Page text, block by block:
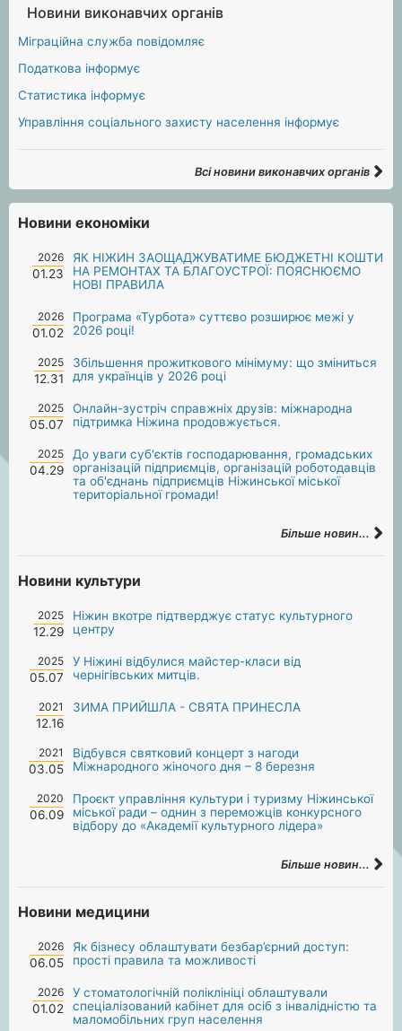
Новини виконавчих органів
Міграційна служба повідомляє
Податкова інформує
Статистика інформує
Управління соціального захисту населення інформує
Всі новини виконавчих органів
Новини економіки
2026
01.23
ЯК НІЖИН ЗАОЩАДЖУВАТИМЕ БЮДЖЕТНІ КОШТИ
НА РЕМОНТАХ ТА БЛАГОУСТРОЇ: ПОЯСНЮЄМО
НОВІ ПРАВИЛА
2026
01.02
Програма «Турбота» суттєво розширює межі у
2026 році!
2025
12.31
Збільшення прожиткового мінімуму: що зміниться
для українців у 2026 році
2025
05.07
Онлайн-зустріч справжніх друзів: міжнародна
підтримка Ніжина продовжується.
2025
04.29
До уваги суб'єктів господарювання, громадських
організацій підприємців, організацій роботодавців
та об'єднань підприємців Ніжинської міської
територіальної громади!
Більше новин...
Новини культури
2025
12.29
Ніжин вкотре підтверджує статус культурного
центру
2025
05.07
У Ніжині відбулися майстер-класи від
чернігівських митців.
2021
12.16
ЗИМА ПРИЙШЛА - СВЯТА ПРИНЕСЛА
2021
03.05
Відбувся святковий концерт з нагоди
Міжнародного жіночого дня – 8 березня
2020
06.09
Проєкт управління культури і туризму Ніжинської
міської ради – однин з переможців конкурсного
відбору до «Академії культурного лідера»
Більше новин...
Новини медицини
2026
06.05
Як бізнесу облаштувати безбар’єрний доступ:
прості правила та можливості
2026
01.02
У стоматологічній поліклініці облаштували
спеціалізований кабінет для осіб з інвалідністю та
маломобільних груп населення